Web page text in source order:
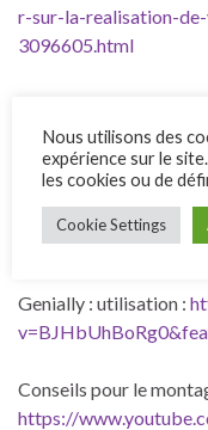
r-sur-la-realisation-
3096605.html
Commenter des
http://
Pixiclip :http://
to-use-pixiclip-to-
Genially : utilisation :
Conseils pour le
https://
Nous utilisons des
expérience sur le
les cookies ou de
Cookie Settings